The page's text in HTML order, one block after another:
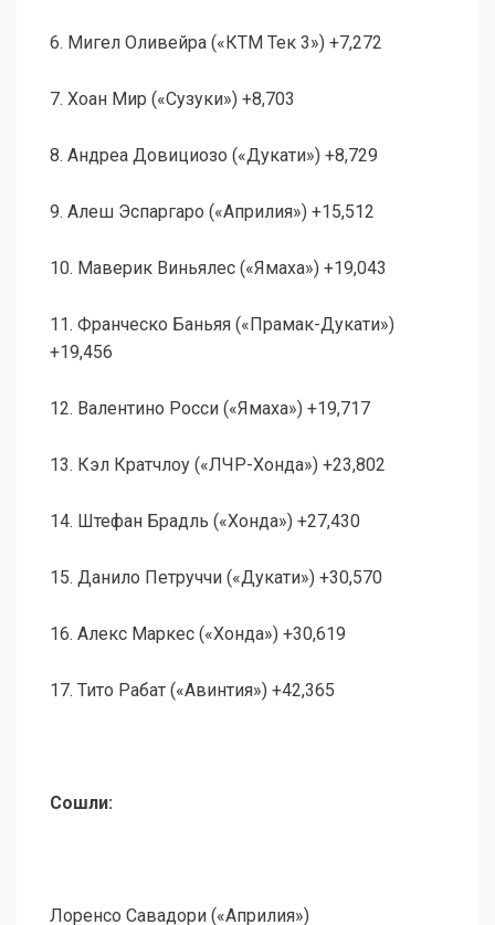
6. Мигел Оливейра («КТМ Тек 3») +7,272
7. Хоан Мир («Сузуки») +8,703
8. Андреа Довициозо («Дукати») +8,729
9. Алеш Эспаргаро («Априлия») +15,512
10. Маверик Виньялес («Ямаха») +19,043
11. Франческо Баньяя («Прамак-Дукати»)
+19,456
12. Валентино Росси («Ямаха») +19,717
13. Кэл Кратчлоу («ЛЧР-Хонда») +23,802
14. Штефан Брадль («Хонда») +27,430
15. Данило Петруччи («Дукати») +30,570
16. Алекс Маркес («Хонда») +30,619
17. Тито Рабат («Авинтия») +42,365
Сошли:
Лоренсо Савадори («Априлия»)